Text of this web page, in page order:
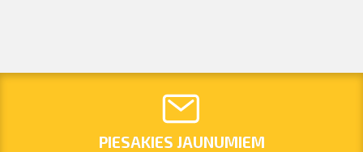
PIESAKIES JAUNUMIEM